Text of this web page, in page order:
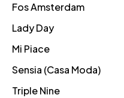
Fos Amsterdam
Lady Day
Mi Piace
Sensia (Casa Moda)
Triple Nine